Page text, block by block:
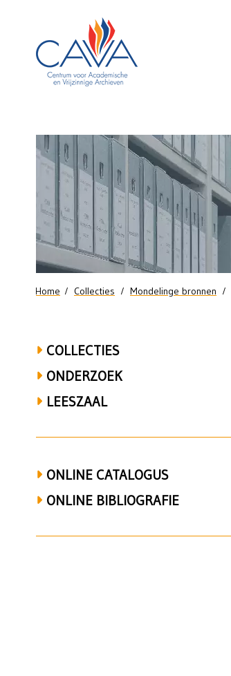
Mondelinge
bronnen:
Vrije
Universiteit
Brussel
U bent hier
Home Collecties Mondelinge bronnen
COLLECTIES
ONDERZOEK
LEESZAAL
ONLINE CATALOGUS
ONLINE BIBLIOGRAFIE